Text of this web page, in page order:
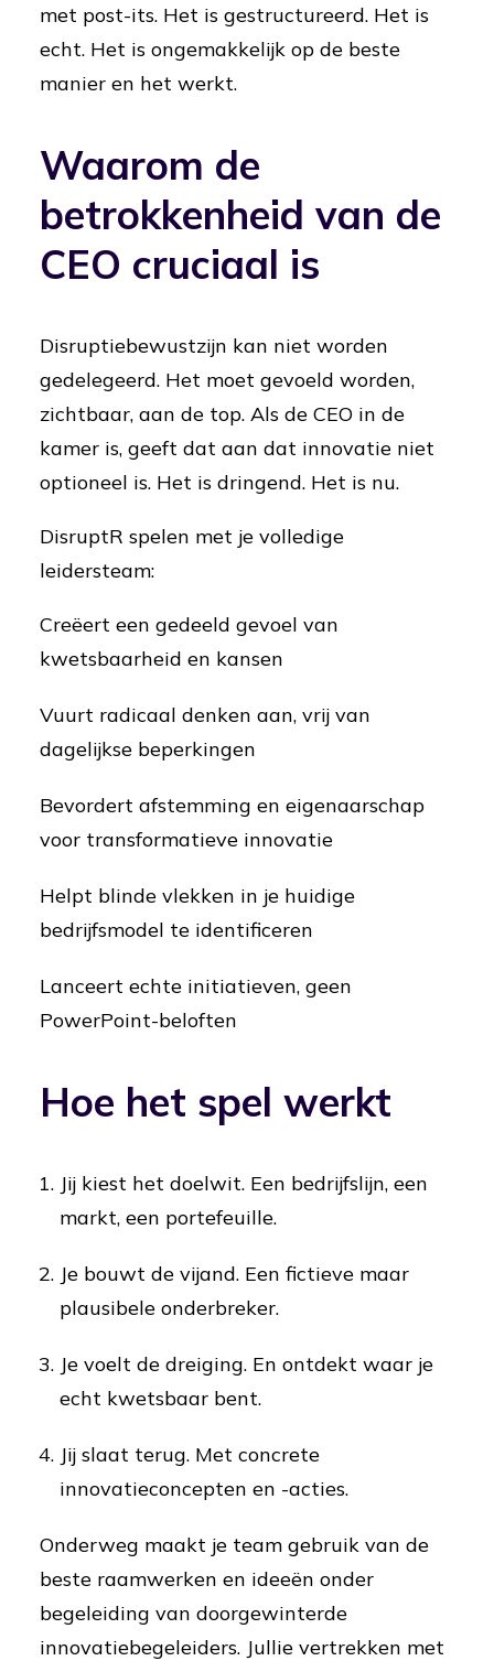
met post-its. Het is gestructureerd. Het is
echt. Het is ongemakkelijk op de beste
manier en het werkt.
Waarom de
betrokkenheid van de
CEO cruciaal is
Disruptiebewustzijn kan niet worden
gedelegeerd. Het moet gevoeld worden,
zichtbaar, aan de top. Als de CEO in de
kamer is, geeft dat aan dat innovatie niet
optioneel is. Het is dringend. Het is nu.
DisruptR spelen met je volledige
leidersteam:
Creëert een gedeeld gevoel van
kwetsbaarheid en kansen
Vuurt radicaal denken aan, vrij van
dagelijkse beperkingen
Bevordert afstemming en eigenaarschap
voor transformatieve innovatie
Helpt blinde vlekken in je huidige
bedrijfsmodel te identificeren
Lanceert echte initiatieven, geen
PowerPoint-beloften
Hoe het spel werkt
Jij kiest het doelwit. Een bedrijfslijn, een
markt, een portefeuille.
Je bouwt de vijand. Een fictieve maar
plausibele onderbreker.
Je voelt de dreiging. En ontdekt waar je
echt kwetsbaar bent.
Jij slaat terug. Met concrete
innovatieconcepten en -acties.
Onderweg maakt je team gebruik van de
beste raamwerken en ideeën onder
begeleiding van doorgewinterde
innovatiebegeleiders. Jullie vertrekken met